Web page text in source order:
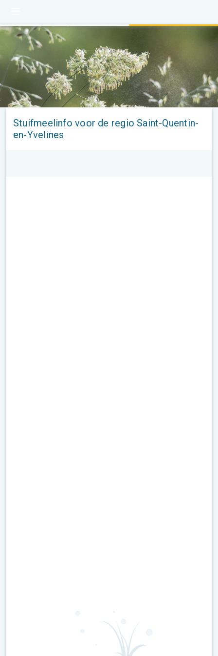
Stuifmeelinfo voor de regio Saint-Quentin-
en-Yvelines